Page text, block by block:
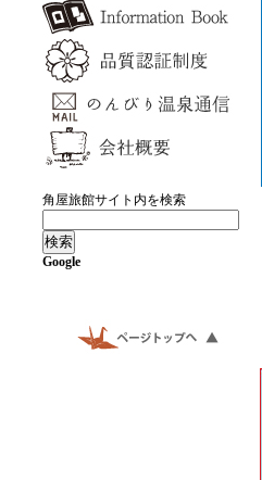
角屋旅館サイト内を検索
Google